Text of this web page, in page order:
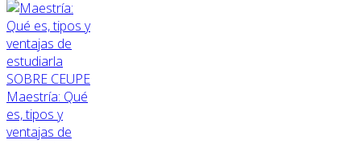
SOBRE CEUPE
Maestría: Qué
es, tipos y
ventajas de